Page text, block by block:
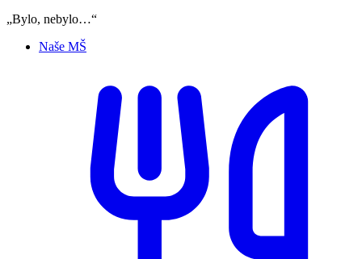
„Bylo, nebylo…“
Naše MŠ